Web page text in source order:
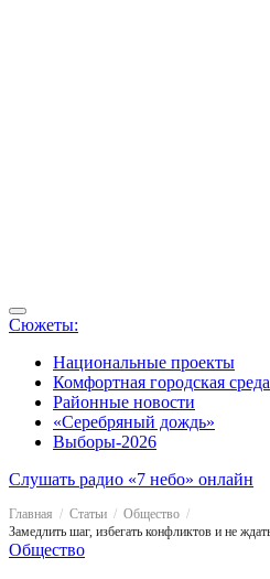
Сюжеты:
Национальные проекты
Комфортная городская среда
Районные новости
«Серебряный дождь»
Выборы-2026
Слушать радио «7 небо» онлайн
Главная Статьи
Общество
Общество